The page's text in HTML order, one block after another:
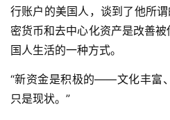
行账户的美国人，谈到了他所
密货币和去中心化资产是改善
国人生活的一种方式。
“新资金是积极的——文化丰富
只是现状。”